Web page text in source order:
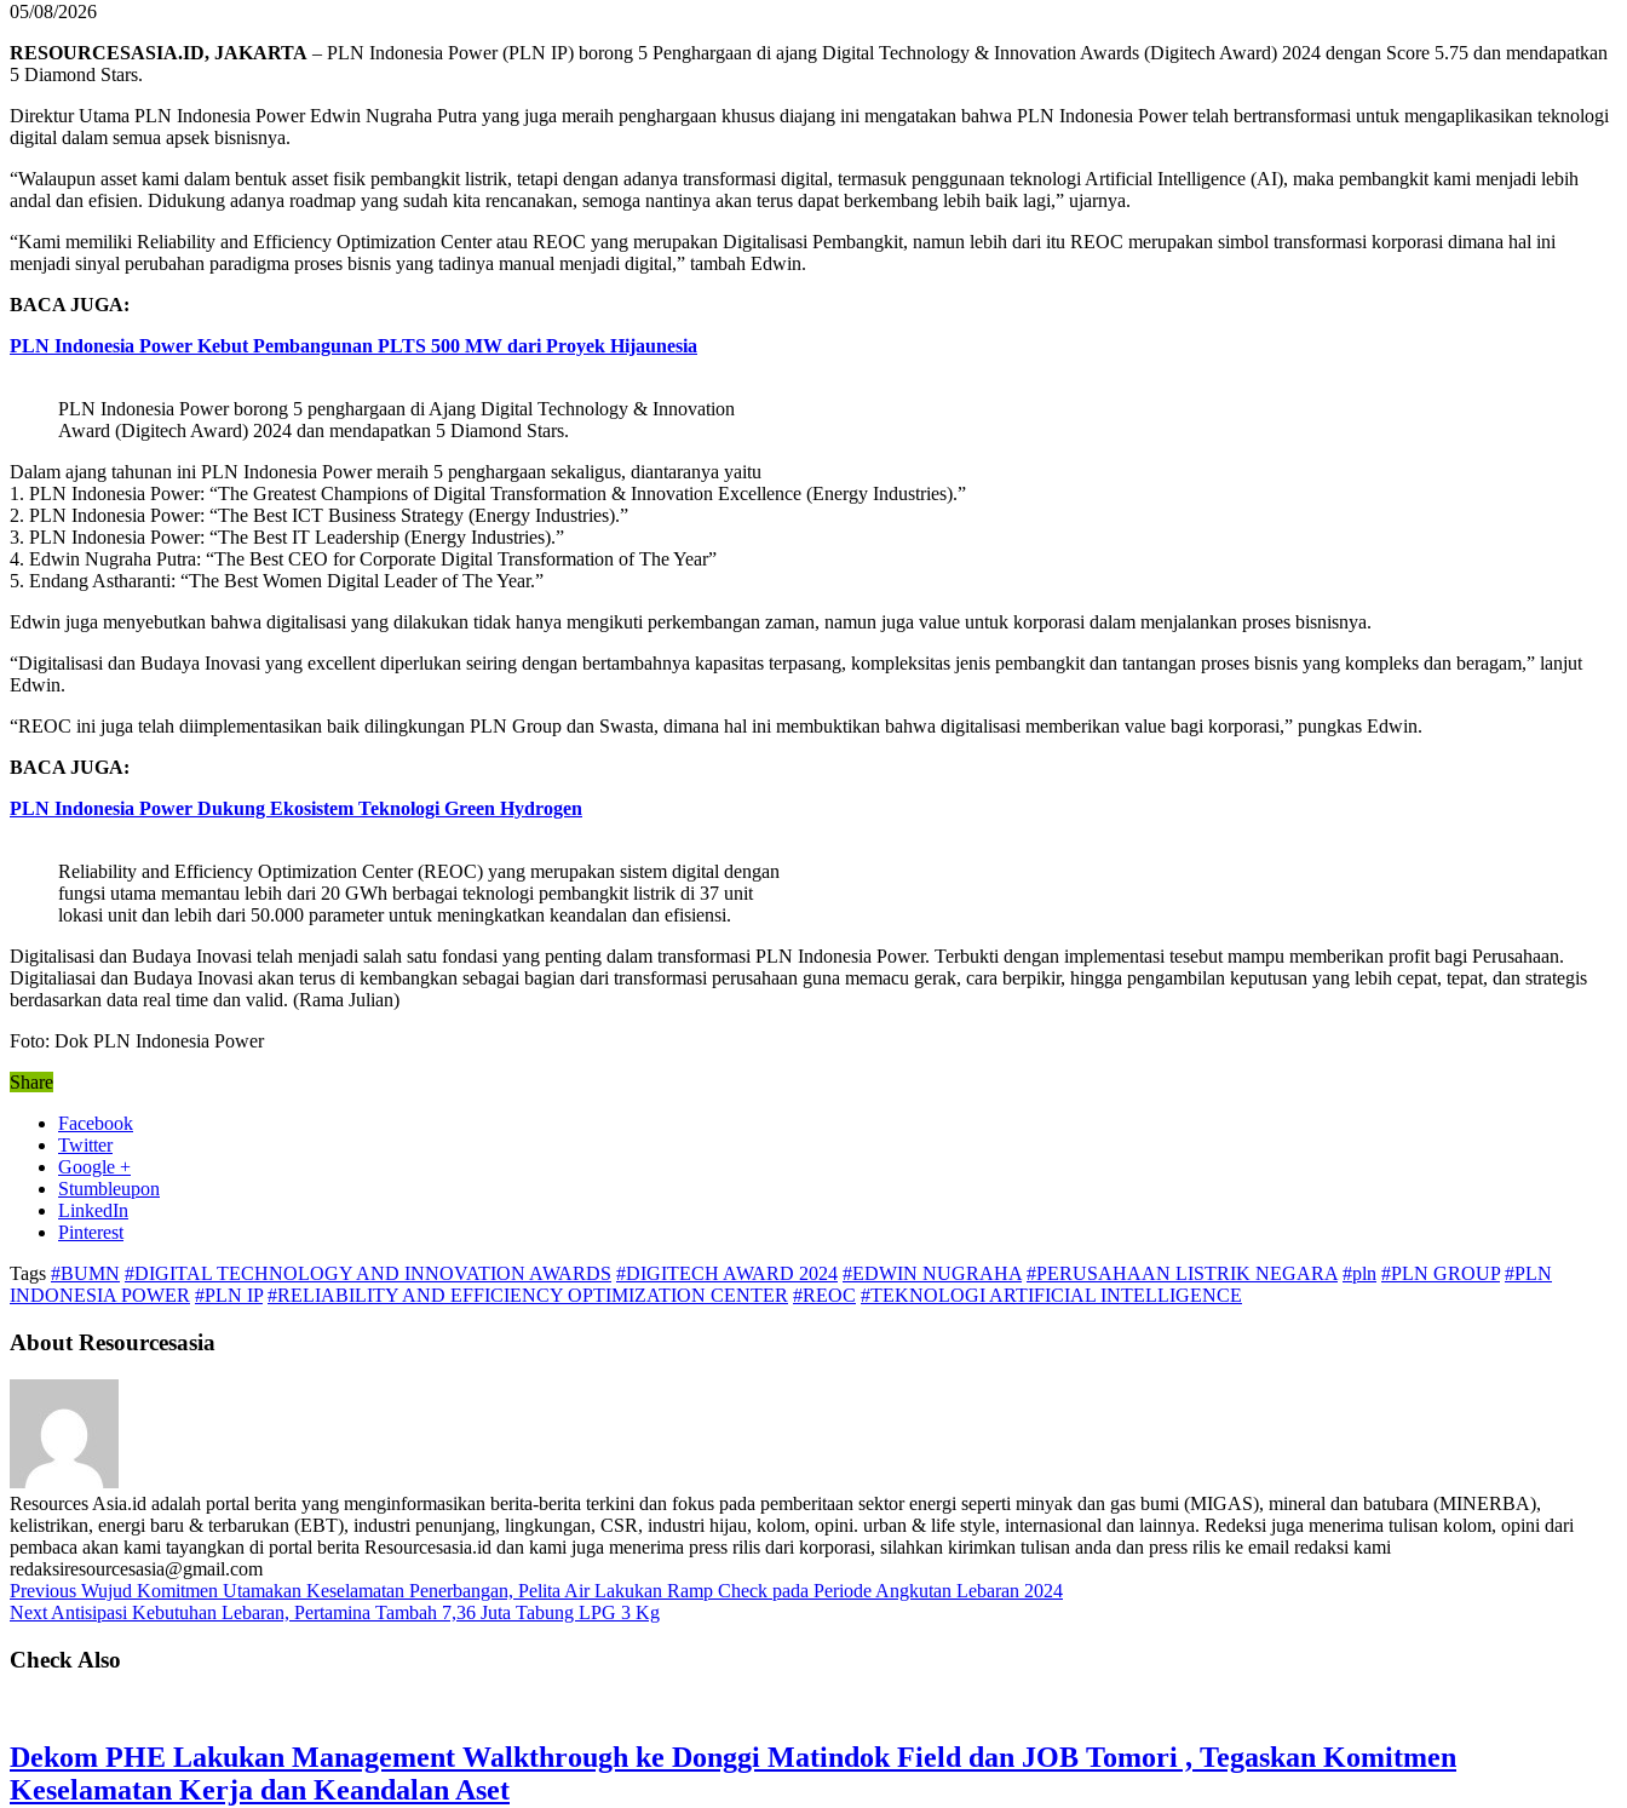
05/08/2026
RESOURCESASIA.ID, JAKARTA – PLN Indonesia Power (PLN IP) borong 5 Penghargaan di ajang Digital Technology & Innovation Awards (Digitech Award) 2024 dengan Score 5.75 dan mendapatkan
5 Diamond Stars.
Direktur Utama PLN Indonesia Power Edwin Nugraha Putra yang juga meraih penghargaan khusus diajang ini mengatakan bahwa PLN Indonesia Power telah bertransformasi untuk mengaplikasikan teknologi
digital dalam semua apsek bisnisnya.
“Walaupun asset kami dalam bentuk asset fisik pembangkit listrik, tetapi dengan adanya transformasi digital, termasuk penggunaan teknologi Artificial Intelligence (AI), maka pembangkit kami menjadi lebih
andal dan efisien. Didukung adanya roadmap yang sudah kita rencanakan, semoga nantinya akan terus dapat berkembang lebih baik lagi,” ujarnya.
“Kami memiliki Reliability and Efficiency Optimization Center atau REOC yang merupakan Digitalisasi Pembangkit, namun lebih dari itu REOC merupakan simbol transformasi korporasi dimana hal ini
menjadi sinyal perubahan paradigma proses bisnis yang tadinya manual menjadi digital,” tambah Edwin.
BACA JUGA:
PLN Indonesia Power Kebut Pembangunan PLTS 500 MW dari Proyek Hijaunesia
PLN Indonesia Power borong 5 penghargaan di Ajang Digital Technology & Innovation
Award (Digitech Award) 2024 dan mendapatkan 5 Diamond Stars.
Dalam ajang tahunan ini PLN Indonesia Power meraih 5 penghargaan sekaligus, diantaranya yaitu
1. PLN Indonesia Power: “The Greatest Champions of Digital Transformation & Innovation Excellence (Energy Industries).”
2.⁠ ⁠PLN Indonesia Power: “The Best ICT Business Strategy (Energy Industries).”
3.⁠ ⁠PLN Indonesia Power: “The Best IT Leadership (Energy Industries).”
4.⁠ ⁠Edwin Nugraha Putra: “The Best CEO for Corporate Digital Transformation of The Year”
5.⁠ ⁠Endang Astharanti: “The Best Women Digital Leader of The Year.”
Edwin juga menyebutkan bahwa digitalisasi yang dilakukan tidak hanya mengikuti perkembangan zaman, namun juga value untuk korporasi dalam menjalankan proses bisnisnya.
“Digitalisasi dan Budaya Inovasi yang excellent diperlukan seiring dengan bertambahnya kapasitas terpasang, kompleksitas jenis pembangkit dan tantangan proses bisnis yang kompleks dan beragam,” lanjut
Edwin.
“REOC ini juga telah diimplementasikan baik dilingkungan PLN Group dan Swasta, dimana hal ini membuktikan bahwa digitalisasi memberikan value bagi korporasi,” pungkas Edwin.
BACA JUGA:
PLN Indonesia Power Dukung Ekosistem Teknologi Green Hydrogen
Reliability and Efficiency Optimization Center (REOC) yang merupakan sistem digital dengan
fungsi utama memantau lebih dari 20 GWh berbagai teknologi pembangkit listrik di 37 unit
lokasi unit dan lebih dari 50.000 parameter untuk meningkatkan keandalan dan efisiensi.
Digitalisasi dan Budaya Inovasi telah menjadi salah satu fondasi yang penting dalam transformasi PLN Indonesia Power. Terbukti dengan implementasi tesebut mampu memberikan profit bagi Perusahaan.
Digitaliasai dan Budaya Inovasi akan terus di kembangkan sebagai bagian dari transformasi perusahaan guna memacu gerak, cara berpikir, hingga pengambilan keputusan yang lebih cepat, tepat, dan strategis
berdasarkan data real time dan valid. (Rama Julian)
Foto: Dok PLN Indonesia Power
Share
Facebook
Twitter
Google +
Stumbleupon
LinkedIn
Pinterest
Tags #BUMN #DIGITAL TECHNOLOGY AND INNOVATION AWARDS #DIGITECH AWARD 2024 #EDWIN NUGRAHA #PERUSAHAAN LISTRIK NEGARA #pln #PLN GROUP #PLN
INDONESIA POWER #PLN IP #RELIABILITY AND EFFICIENCY OPTIMIZATION CENTER #REOC #TEKNOLOGI ARTIFICIAL INTELLIGENCE
About Resourcesasia
Resources Asia.id adalah portal berita yang menginformasikan berita-berita terkini dan fokus pada pemberitaan sektor energi seperti minyak dan gas bumi (MIGAS), mineral dan batubara (MINERBA),
kelistrikan, energi baru & terbarukan (EBT), industri penunjang, lingkungan, CSR, industri hijau, kolom, opini. urban & life style, internasional dan lainnya. Redeksi juga menerima tulisan kolom, opini dari
pembaca akan kami tayangkan di portal berita Resourcesasia.id dan kami juga menerima press rilis dari korporasi, silahkan kirimkan tulisan anda dan press rilis ke email redaksi kami
redaksiresourcesasia@gmail.com
Previous Wujud Komitmen Utamakan Keselamatan Penerbangan, Pelita Air Lakukan Ramp Check pada Periode Angkutan Lebaran 2024
Next Antisipasi Kebutuhan Lebaran, Pertamina Tambah 7,36 Juta Tabung LPG 3 Kg
Check Also
Dekom PHE Lakukan Management Walkthrough ke Donggi Matindok Field dan JOB Tomori , Tegaskan Komitmen
Keselamatan Kerja dan Keandalan Aset